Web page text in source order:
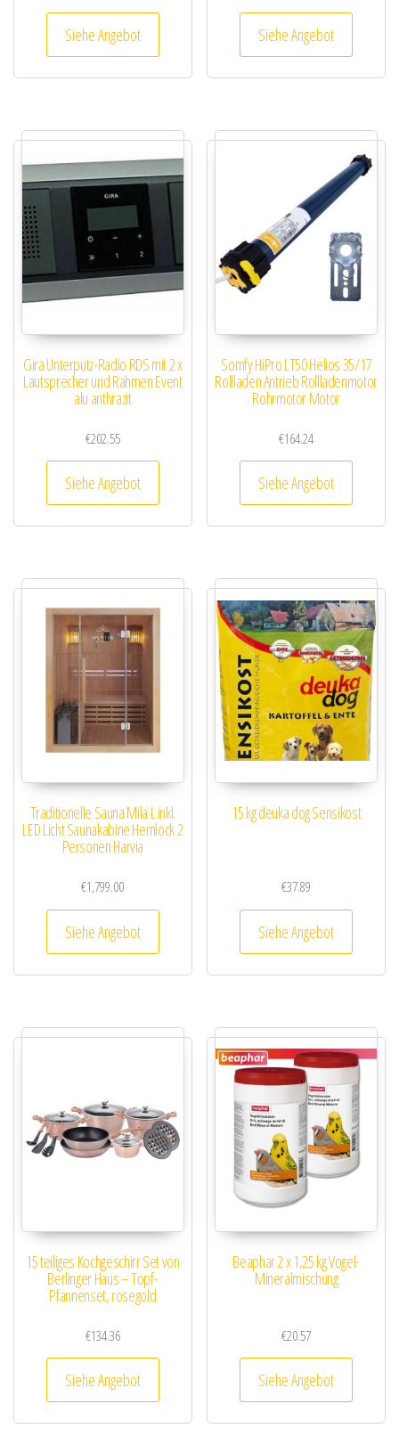
Siehe Angebot Siehe Angebot
Gira Unterputz-Radio RDS mit 2 x
Lautsprecher und Rahmen Event
alu anthrazit
€202.55
Siehe Angebot
Somfy HiPro LT50 Helios 35/17
Rollladen Antrieb Rollladenmotor
Rohrmotor Motor
€164.24
Siehe Angebot
Traditionelle Sauna Mila L inkl.
LED Licht Saunakabine Hemlock 2
Personen Harvia
€1,799.00
Siehe Angebot
15 kg deuka dog Sensikost
€37.89
Siehe Angebot
15 teiliges Kochgeschirr Set von
Berlinger Haus – Topf-
Pfannenset, rosegold
€134.36
Siehe Angebot
Beaphar 2 x 1,25 kg Vogel-
Mineralmischung
€20.57
Siehe Angebot